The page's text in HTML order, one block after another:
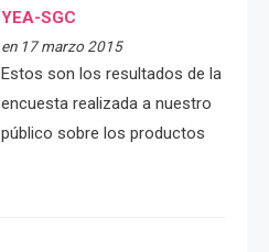
YEA-SGC
en 17 marzo 2015
Estos son los resultados de la
encuesta realizada a nuestro
público sobre los productos